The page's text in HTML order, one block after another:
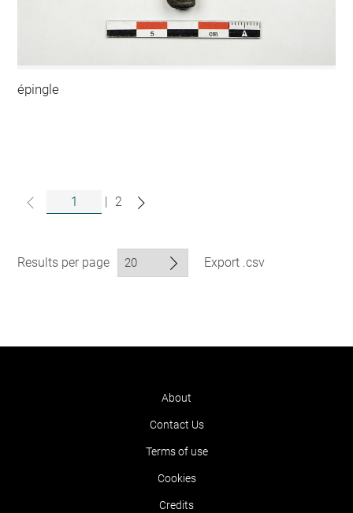
épingle
| 2
Results per page Export .csv
About
Contact Us
Terms of use
Cookies
Credits